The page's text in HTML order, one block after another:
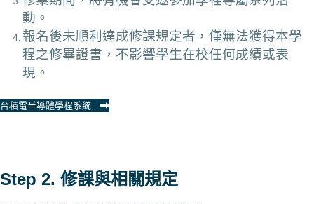
動。
報名後未順利達成修課規定者，僅無法獲得本學
程之修畢證書，不影響學生在校任何成績或表
現。
台積電半導體學程系統
Step 2. 修課與相關規定